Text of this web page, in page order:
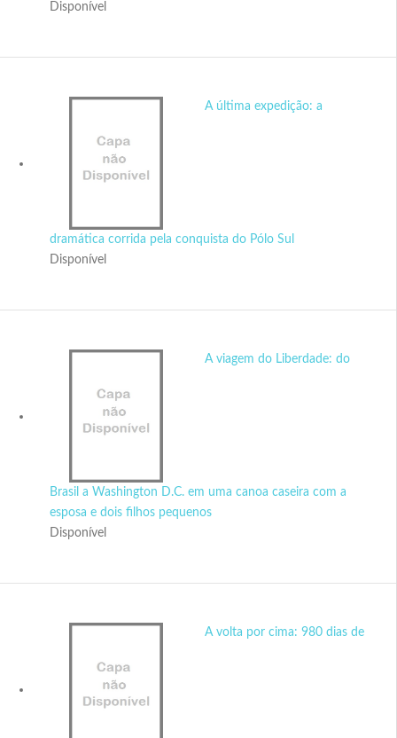
Disponível
A última expedição: a
dramática corrida pela conquista do Pólo Sul
Disponível
A viagem do Liberdade: do
Brasil a Washington D.C. em uma canoa caseira com a
esposa e dois filhos pequenos
Disponível
A volta por cima: 980 dias de